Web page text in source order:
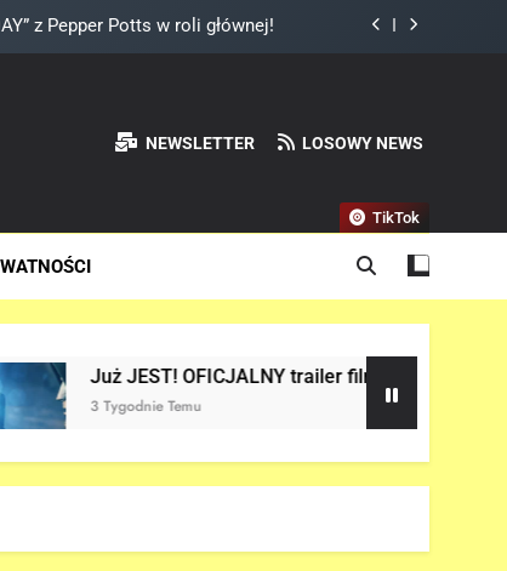
z Pepper Potts w roli głównej!
– „AVENGERS: DOOMSDAY”
jako nowy Scott Summers!
MAN: BRAND NEW DAY”
z Pepper Potts w roli głównej!
NEWSLETTER LOSOWY NEWS
TikTok
OFICJALNY trailer filmu „AVENGERS: DOOMSDAY” w
Temu